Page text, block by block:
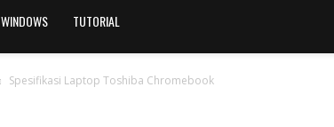
WINDOWS TUTORIAL
Spesifikasi Laptop Toshiba Chromebook